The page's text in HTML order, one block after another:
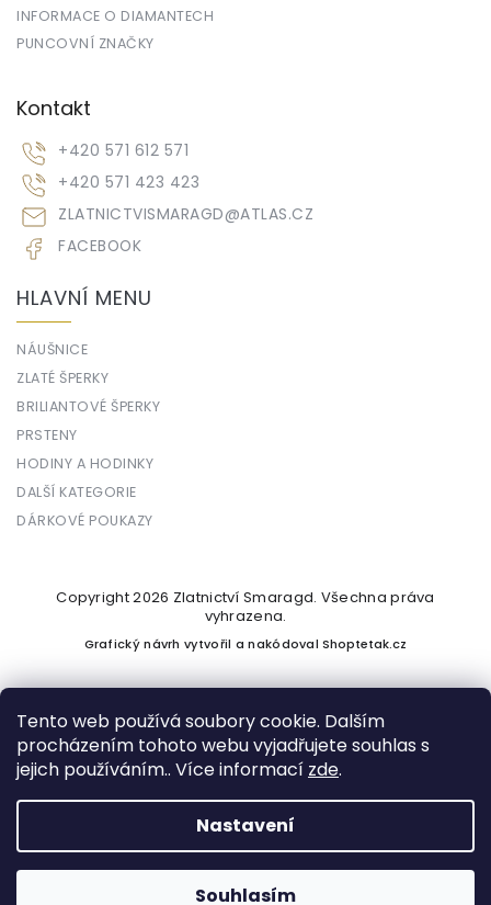
Tento web používá soubory cookie. Dalším
procházením tohoto webu vyjadřujete souhlas s
jejich používáním.. Více informací zde.
Nastavení
Souhlasím
INFORMACE O DIAMANTECH
PUNCOVNÍ ZNAČKY
Kontakt
ZLATNICTVISMARAGD@ATLAS.CZ
+420 571 612 571
+420 571 423 423
FACEBOOK
HLAVNÍ MENU
NÁUŠNICE
ZLATÉ ŠPERKY
BRILIANTOVÉ ŠPERKY
PRSTENY
HODINY A HODINKY
DALŠÍ KATEGORIE
DÁRKOVÉ POUKAZY
Vytvořil Shoptet
Copyright 2026 Zlatnictví Smaragd. Všechna práva
vyhrazena.
Grafický návrh vytvořil a nakódovalShoptetak.cz
Podle zákona o evidenci tržeb je prodávající povinen vystavit
kupujícímu účtenku. Zároveň je povinen zaevidovat přijatou
tržbu u správce daně online; v případě technického výpadku
pak nejpozději do 48 hodin.